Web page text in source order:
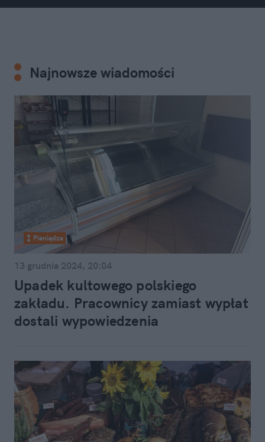
Najnowsze wiadomości
Pieniądze
13 grudnia 2024, 20:04
Upadek kultowego polskiego
zakładu. Pracownicy zamiast wypłat
dostali wypowiedzenia